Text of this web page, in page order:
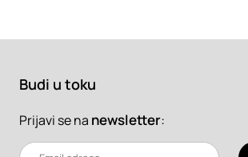
Budi u toku
Prijavi se na newsletter: